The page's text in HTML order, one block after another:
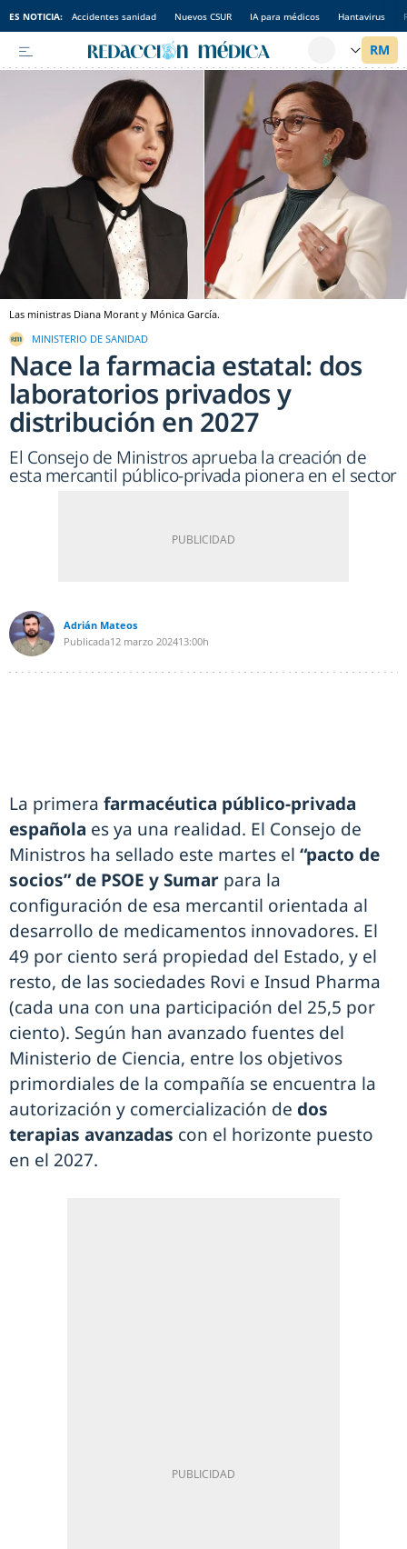
ES NOTICIA: Accidentes sanidad Nuevos CSUR IA para médicos Hantavirus
Las ministras Diana Morant y Mónica García.
MINISTERIO DE SANIDAD
Nace la farmacia estatal: dos
laboratorios privados y
distribución en 2027
El Consejo de Ministros aprueba la creación de
esta mercantil público-privada pionera en el sector
Adrián Mateos
Publicada12 marzo 202413:00h
La primera farmacéutica público-privada
española es ya una realidad. El Consejo de
Ministros ha sellado este martes el “pacto de
socios” de PSOE y Sumar para la
configuración de esa mercantil orientada al
desarrollo de medicamentos innovadores. El
49 por ciento será propiedad del Estado, y el
resto, de las sociedades Rovi e Insud Pharma
(cada una con una participación del 25,5 por
ciento). Según han avanzado fuentes del
Ministerio de Ciencia, entre los objetivos
primordiales de la compañía se encuentra la
autorización y comercialización de dos
terapias avanzadas con el horizonte puesto
en el 2027.